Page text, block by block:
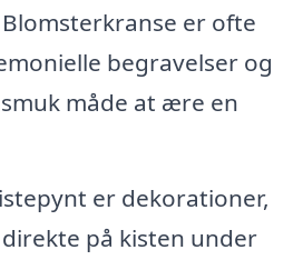
er ofte
begravelser og
måde at ære en
er dekorationer,
på kisten under